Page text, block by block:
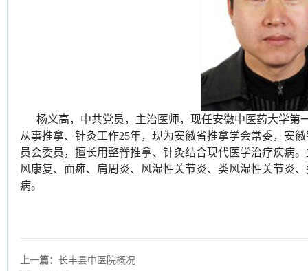
杨义高，中共党员，主治医师，现任安徽中医药大学第
从事推拿、针灸工作25年，现为安徽省推拿学会常委，安
员会委员，擅长用整脊推拿、针灸结合现代医学治疗疾病
风康复、面瘫、肩周炎、风湿性关节炎、类风湿性关节炎
病。
上一篇：长丰县中医院概况